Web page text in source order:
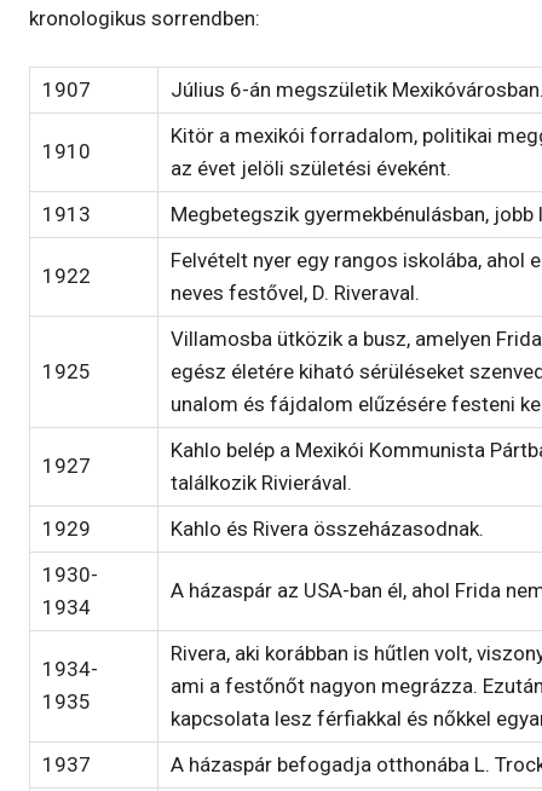
kronologikus sorrendben:
1907 Július 6-án megszületik
1910
Kitör a mexikói forradalom, politikai
az évet jelöli születési éveként.
1913
Megbetegszik gyermekbénulásban,
1922
Felvételt nyer egy rangos iskolába, ahol
neves festővel, D. Riveraval.
1925
Villamosba ütközik a busz, amelyen
egész életére kiható sérüléseket
unalom és fájdalom elűzésére festeni
1927
Kahlo belép a Mexikói Kommunista
találkozik Rivierával.
1929
Kahlo és Rivera összeházasodnak.
1930-
1934
A házaspár az USA-ban él, ahol Frida
1934-
1935
Rivera, aki korábban is hűtlen volt,
ami a festőnőt nagyon megrázza.
kapcsolata lesz férfiakkal és nőkkel
1937
A házaspár befogadja otthonába L.